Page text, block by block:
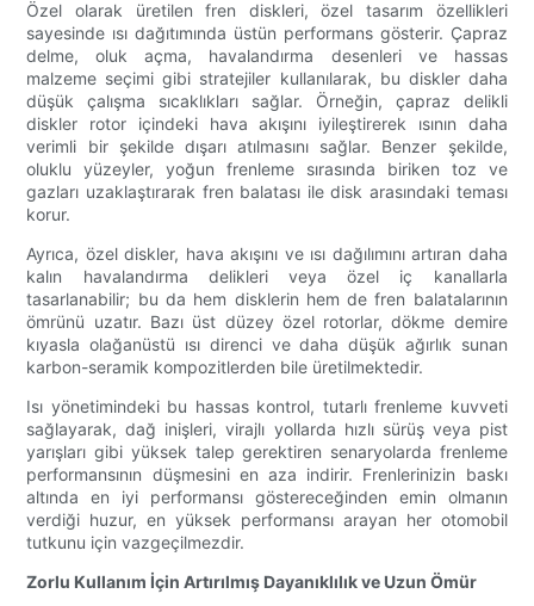
Özel olarak üretilen fren diskleri, özel tasarım özellikleri
sayesinde ısı dağıtımında üstün performans gösterir. Çapraz
delme, oluk açma, havalandırma desenleri ve hassas
malzeme seçimi gibi stratejiler kullanılarak, bu diskler daha
düşük çalışma sıcaklıkları sağlar. Örneğin, çapraz delikli
diskler rotor içindeki hava akışını iyileştirerek ısının daha
verimli bir şekilde dışarı atılmasını sağlar. Benzer şekilde,
oluklu yüzeyler, yoğun frenleme sırasında biriken toz ve
gazları uzaklaştırarak fren balatası ile disk arasındaki teması
korur.
Ayrıca, özel diskler, hava akışını ve ısı dağılımını artıran daha
kalın havalandırma delikleri veya özel iç kanallarla
tasarlanabilir; bu da hem disklerin hem de fren balatalarının
ömrünü uzatır. Bazı üst düzey özel rotorlar, dökme demire
kıyasla olağanüstü ısı direnci ve daha düşük ağırlık sunan
karbon-seramik kompozitlerden bile üretilmektedir.
Isı yönetimindeki bu hassas kontrol, tutarlı frenleme kuvveti
sağlayarak, dağ inişleri, virajlı yollarda hızlı sürüş veya pist
yarışları gibi yüksek talep gerektiren senaryolarda frenleme
performansının düşmesini en aza indirir. Frenlerinizin baskı
altında en iyi performansı göstereceğinden emin olmanın
verdiği huzur, en yüksek performansı arayan her otomobil
tutkunu için vazgeçilmezdir.
Zorlu Kullanım İçin Artırılmış Dayanıklılık ve Uzun Ömür